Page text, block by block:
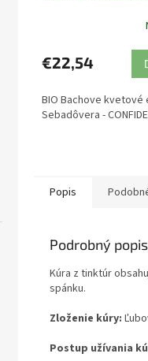
€22,54
BIO Bachove kvetové
Sebadôvera -
Popis
Podrobný popis
Kúra z tinktúr
spánku.
Zloženie kúry:
Postup užívania